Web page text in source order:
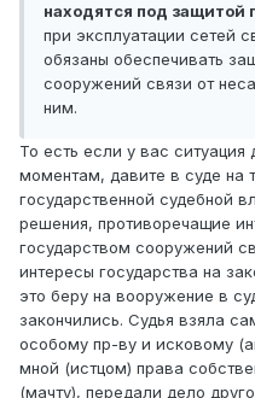
находятся под защитой
при эксплуатации сетей
обязаны обеспечивать
сооружений связи от
ним.
То есть если у вас
моментам, давите в суде на
государственной судебной
решения, противоречащие
государством сооружений
интересы государства на
это беру на вооружение в
закончились. Судья взяла
особому пр-ву и исковому
мной (истцом) права
(мачту), передали дело